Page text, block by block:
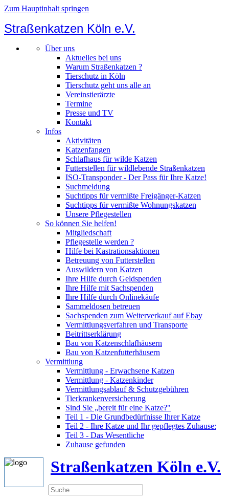
Zum Hauptinhalt springen
Straßenkatzen Köln e.V.
Über uns
Aktuelles bei uns
Warum Straßenkatzen ?
Tierschutz in Köln
Tierschutz geht uns alle an
Vereinstierärzte
Termine
Presse und TV
Kontakt
Infos
Aktivitäten
Katzenfangen
Schlafhaus für wilde Katzen
Futterstellen für wildlebende Straßenkatzen
ISO-Transponder - Der Pass für Ihre Katze!
Suchmeldung
Suchtipps für vermißte Freigänger-Katzen
Suchtipps für vermißte Wohnungskatzen
Unsere Pflegestellen
So können Sie helfen!
Mitgliedschaft
Pflegestelle werden ?
Hilfe bei Kastrationsaktionen
Betreuung von Futterstellen
Auswildern von Katzen
Ihre Hilfe durch Geldspenden
Ihre Hilfe mit Sachspenden
Ihre Hilfe durch Onlinekäufe
Sammeldosen betreuen
Sachspenden zum Weiterverkauf auf Ebay
Vermittlungsverfahren und Transporte
Beitrittserklärung
Bau von Katzenschlafhäusern
Bau von Katzenfutterhäusern
Vermittlung
Vermittlung - Erwachsene Katzen
Vermittlung - Katzenkinder
Vermittlungsablauf & Schutzgebühren
Tierkrankenversicherung
Sind Sie „bereit für eine Katze?"
Teil 1 - Die Grundbedürfnisse Ihrer Katze
Teil 2 - Ihre Katze und Ihr gepflegtes Zuhause:
Teil 3 - Das Wesentliche
Zuhause gefunden
Straßenkatzen Köln e.V.